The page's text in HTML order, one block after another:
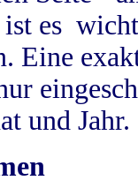
es
Eine
und Jahr.